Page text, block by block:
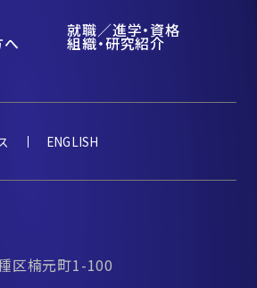
就職／進学・資格
へ 組織・研究紹介
ENGLISH
区楠元町1-100